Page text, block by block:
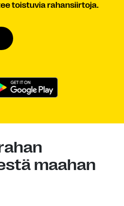
toistuvia rahansiirtoja.
maahan